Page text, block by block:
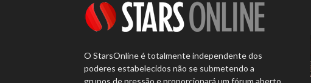
O StarsOnline é totalmente independente dos
poderes estabelecidos não se submetendo a